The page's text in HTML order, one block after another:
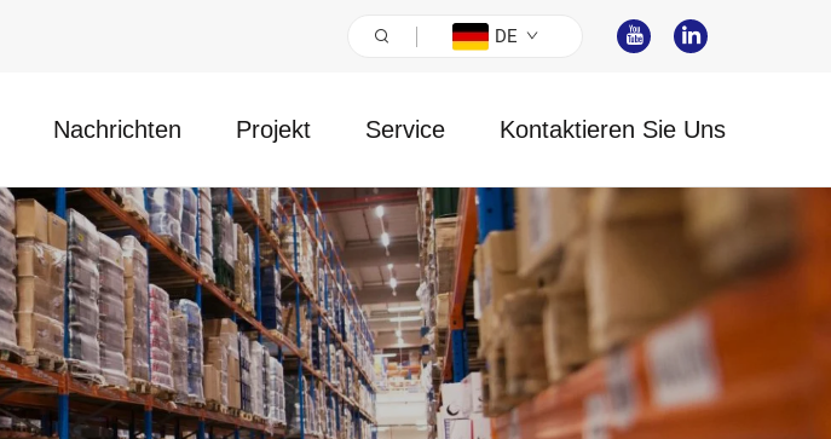
DE
Nachrichten Projekt Service Kontaktieren Sie Uns